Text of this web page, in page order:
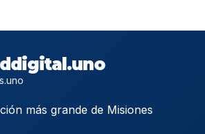
más grande de Misiones